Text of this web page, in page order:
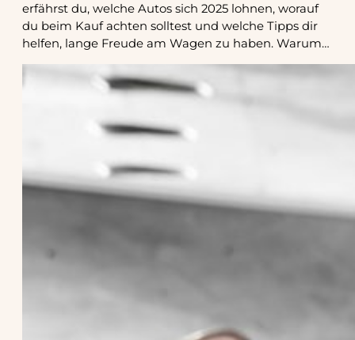
erfährst du, welche Autos sich 2025 lohnen, worauf
du beim Kauf achten solltest und welche Tipps dir
helfen, lange Freude am Wagen zu haben. Warum…